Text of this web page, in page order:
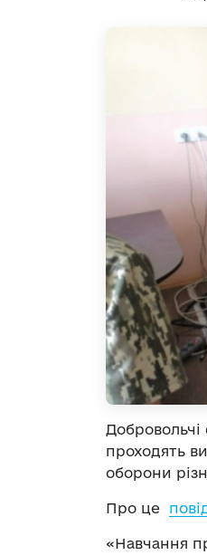
проходять
оборони
Про це
«Навчання